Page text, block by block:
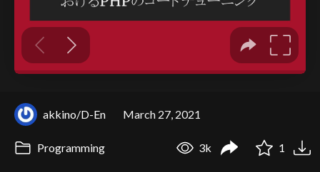
akkino/D-En March 27, 2021
Programming 3k 1